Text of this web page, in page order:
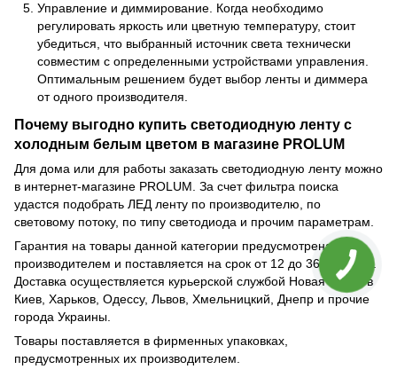
Управление и диммирование. Когда необходимо
регулировать яркость или цветную температуру, стоит
убедиться, что выбранный источник света технически
совместим с определенными устройствами управления.
Оптимальным решением будет выбор ленты и диммера
от одного производителя.
Почему выгодно купить светодиодную ленту с
холодным белым цветом в магазине PROLUM
Для дома или для работы заказать светодиодную ленту можно
в интернет-магазине PROLUM. За счет фильтра поиска
удастся подобрать ЛЕД ленту по производителю, по
световому потоку, по типу светодиода и прочим параметрам.
Гарантия на товары данной категории предусмотрена
производителем и поставляется на срок от 12 до 36 месяцев.
Доставка осуществляется курьерской службой Новая Почта в
Киев, Харьков, Одессу, Львов, Хмельницкий, Днепр и прочие
города Украины.
Товары поставляется в фирменных упаковках,
предусмотренных их производителем.